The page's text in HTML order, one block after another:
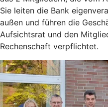
Sie leiten die Bank
außen und führen die
Aufsichtsrat und den
Rechenschaft verpflichtet.